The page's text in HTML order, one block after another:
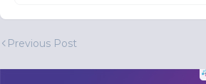
Previous Post